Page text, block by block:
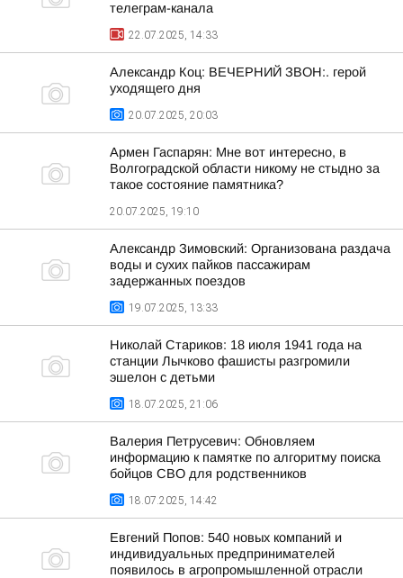
телеграм-канала
22.07.2025, 14:33
Александр Коц: ВЕЧЕРНИЙ ЗВОН:. герой
уходящего дня
20.07.2025, 20:03
Армен Гаспарян: Мне вот интересно, в
Волгоградской области никому не стыдно за
такое состояние памятника?
20.07.2025, 19:10
Александр Зимовский: Организована раздача
воды и сухих пайков пассажирам
задержанных поездов
19.07.2025, 13:33
Николай Стариков: 18 июля 1941 года на
станции Лычково фашисты разгромили
эшелон с детьми
18.07.2025, 21:06
Валерия Петрусевич: Обновляем
информацию к памятке по алгоритму поиска
бойцов СВО для родственников
18.07.2025, 14:42
Евгений Попов: 540 новых компаний и
индивидуальных предпринимателей
появилось в агропромышленной отрасли